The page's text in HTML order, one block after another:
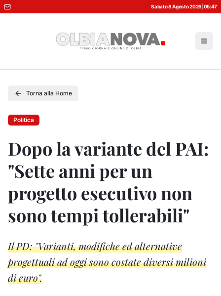
Sabato 8 Agosto 2026 05:47
Torna alla Home
Politica
Dopo la variante del PAI:
"Sette anni per un
progetto esecutivo non
sono tempi tollerabili"
Il PD: "Varianti, modifiche ed alternative
progettuali ad oggi sono costate diversi milioni
di euro".